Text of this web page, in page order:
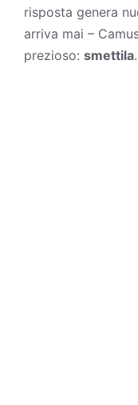
risposta genera
arriva mai –
prezioso: smettila.